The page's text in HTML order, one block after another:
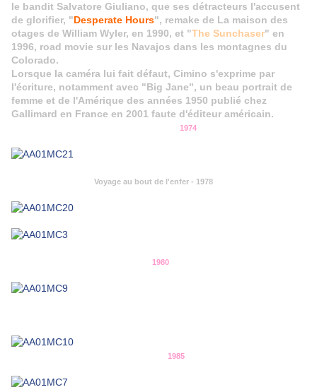
le bandit Salvatore Giuliano, que ses détracteurs l'accusent
de glorifier, "Desperate Hours", remake de La maison des
otages de William Wyler, en 1990, et "The Sunchaser" en
1996, road movie sur les Navajos dans les montagnes du
Colorado.
Lorsque la caméra lui fait défaut, Cimino s'exprime par
l'écriture, notamment avec "Big Jane", un beau portrait de
femme et de l'Amérique des années 1950 publié chez
Gallimard en France en 2001 faute d'éditeur américain.
1974
Voyage au bout de l'enfer - 1978
1980
1985